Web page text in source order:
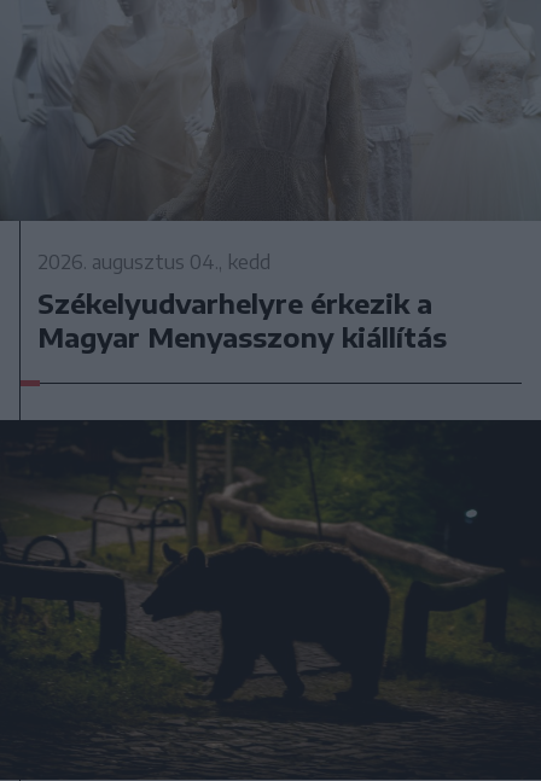
2026. augusztus 04., kedd
Székelyudvarhelyre érkezik a
Magyar Menyasszony kiállítás